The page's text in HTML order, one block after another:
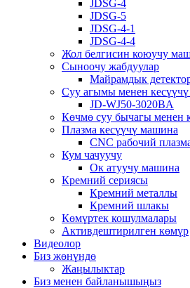
JDSG-4
JDSG-5
JDSG-4-1
JDSG-4-4
Жол белгисин коюучу
Сыноочу жабдуулар
Майрамдык
Суу агымы менен
JD-WJ50-3020BA
Көчмө суу бычагы менен
Плазма кесүүчү машина
CNC рабочий
Кум чачуучу
Ок атуучу машина
Кремний сериясы
Кремний металлы
Кремний шлакы
Көмүртек кошулмалары
Активдештирилген көмүр
Видеолор
Биз жөнүндө
Жаңылыктар
Биз менен байланышыңыз